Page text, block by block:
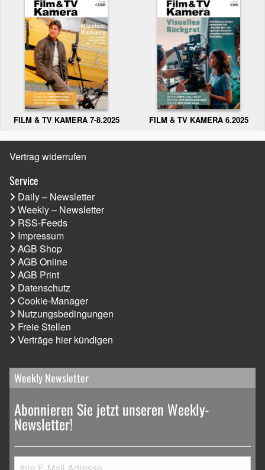
FILM & TV KAMERA 7-8.2025 FILM & TV KAMERA 6.2025
Vertrag widerrufen
Service
Daily – Newsletter
Weekly – Newsletter
RSS-Feeds
Impressum
AGB Shop
AGB Online
AGB Print
Datenschutz
Cookie-Manager
Nutzungsbedingungen
Freie Stellen
Verträge hier kündigen
Weekly Newsletter
Abonnieren Sie jetzt unseren Weekly-
Newsletter!